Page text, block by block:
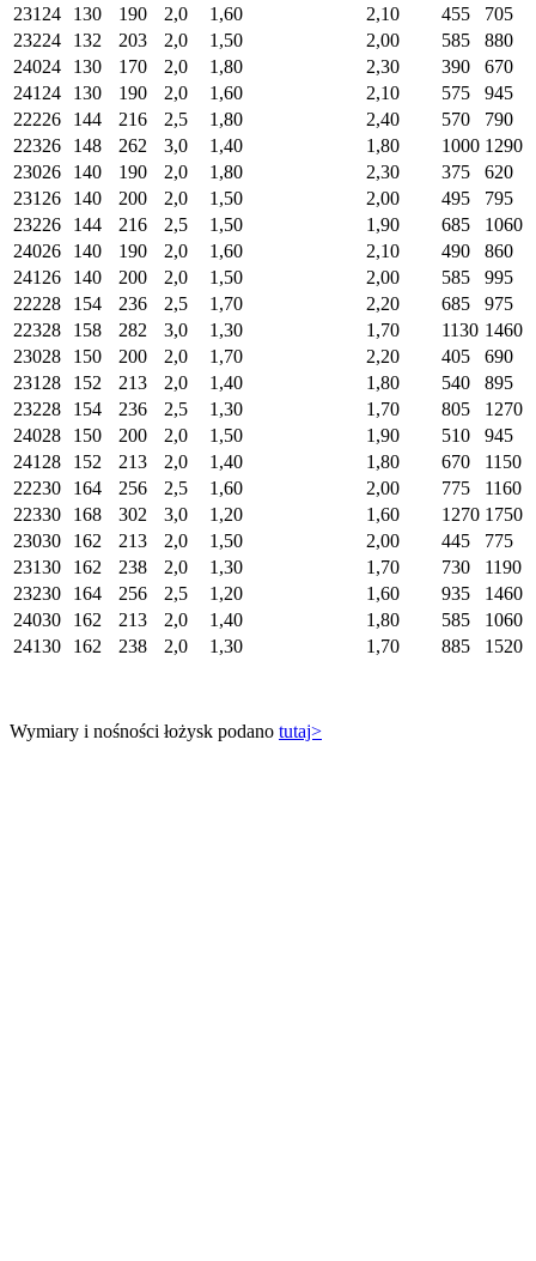
23124
130 190 2,0 1,60 2,10 455
705
23224
132 203 2,0 1,50 2,00 585
880
24024
130 170 2,0 1,80 2,30 390
670
24124
130 190 2,0 1,60 2,10 575
945
22226
144 216 2,5 1,80 2,40 570
790
22326
148 262 3,0 1,40 1,80 1000 1290
23026
140 190 2,0 1,80 2,30 375
620
23126
140 200 2,0 1,50 2,00 495
795
23226
144 216 2,5 1,50 1,90 685
1060
24026
140 190 2,0 1,60 2,10 490
860
24126
140 200 2,0 1,50 2,00 585
995
22228
154 236 2,5 1,70 2,20 685
975
22328
158 282 3,0 1,30 1,70 1130 1460
23028
150 200 2,0 1,70 2,20 405
690
23128
152 213 2,0 1,40 1,80 540
895
23228
154 236 2,5 1,30 1,70 805
1270
24028
150 200 2,0 1,50 1,90 510
945
24128
152 213 2,0 1,40 1,80 670
1150
22230
164 256 2,5 1,60 2,00 775
1160
22330
168 302 3,0 1,20 1,60 1270 1750
23030
162 213 2,0 1,50 2,00 445
775
23130
162 238 2,0 1,30 1,70 730
1190
23230
164 256 2,5 1,20 1,60 935
1460
24030
162 213 2,0 1,40 1,80 585
1060
24130
162 238 2,0 1,30 1,70 885 1520
Wymiary i nośności łożysk podano tutaj>